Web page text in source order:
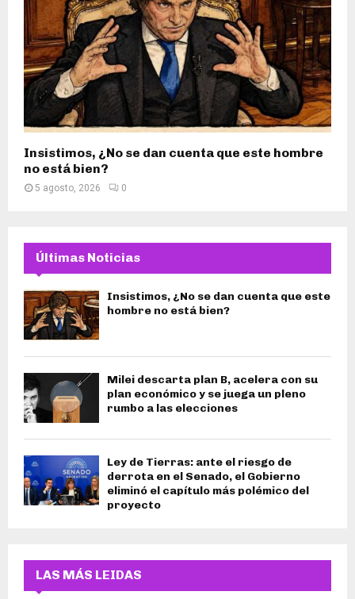
Insistimos, ¿No se dan cuenta que este hombre
no está bien?
5 agosto, 2026 0
Últimas Noticias
Insistimos, ¿No se dan cuenta que este
hombre no está bien?
Milei descarta plan B, acelera con su
plan económico y se juega un pleno
rumbo a las elecciones
Ley de Tierras: ante el riesgo de
derrota en el Senado, el Gobierno
eliminó el capítulo más polémico del
proyecto
LAS MÁS LEIDAS